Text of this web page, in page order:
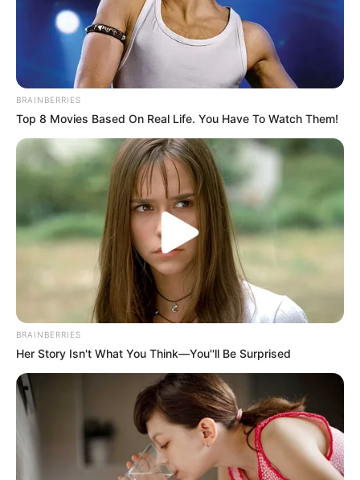
COMPARTIR
ALERTA BOGOTÁ EN GOOGLE NEWS
MANTÉNGASE EN ALERTA
Tenemos todas las noticias que le
interesan. Para estar bien informado, por
favor, active las notificaciones de Alerta.
ACTIVAR AHORA
TEMAS DESTACADOS
RECIBO DEL AGUA
LOCALIDAD DE USAQUÉN
CUNDINAMARCA
DESAPARECIDOS
CORTES DE LUZ
LOCALIDAD DE ENGATIVÁ
REGIOTRAM DE OCCIDENTE
LOCALIDAD DE SUBA
BRAINBERRIES
Top 8 Movies Based On Real Life. You Have To Watch Them!
BRAINBERRIES
Her Story Isn't What You Think—You''ll Be Surprised